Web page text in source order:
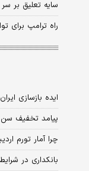
سایه تعلیق بر سر
راه ترامپ برای
ایده بازسازی ایران
پیامد تخفیف سن
چرا آمار تورم
بانکداری در